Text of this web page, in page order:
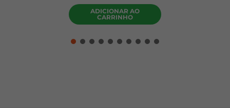
ADICIONAR AO
CARRINHO